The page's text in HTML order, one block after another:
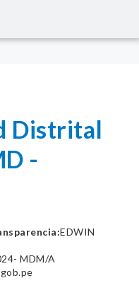
Distrital
-
EDWIN
MDM/A